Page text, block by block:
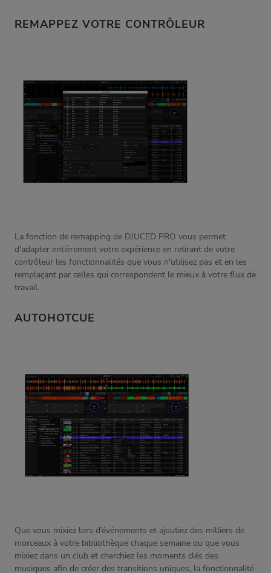
REMAPPEZ VOTRE CONTRÔLEUR
La fonction de remapping de DJUCED PRO vous permet
d'adapter entièrement votre expérience en retirant de votre
contrôleur les fonctionnalités que vous n'utilisez pas et en les
remplaçant par celles qui correspondent le mieux à votre flux de
travail.
AUTOHOTCUE
Que vous mixiez lors d’événements et ajoutiez des milliers de
morceaux à votre bibliothèque chaque semaine ou que vous
mixiez dans un club et cherchiez les moments clés des
musiques afin de créer des transitions uniques, la fonctionnalité